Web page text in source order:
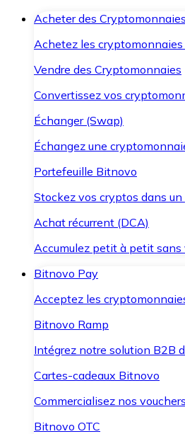
Acheter des Cryptomonnaies
Achetez les
Vendre des Cryptomonnaies
Convertissez vos
Échanger (Swap)
Échangez une
Portefeuille Bitnovo
Stockez vos cryptos dans
Achat récurrent (DCA)
Accumulez petit à petit sans
Bitnovo Pay
Acceptez les
Bitnovo Ramp
Intégrez notre solution B2B
Cartes-cadeaux Bitnovo
Commercialisez nos
Bitnovo OTC